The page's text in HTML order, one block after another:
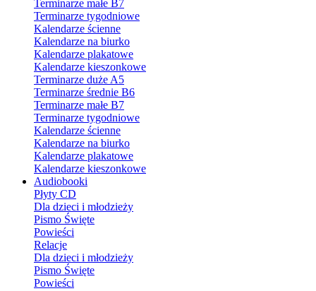
Terminarze małe B7
Terminarze tygodniowe
Kalendarze ścienne
Kalendarze na biurko
Kalendarze plakatowe
Kalendarze kieszonkowe
Terminarze duże A5
Terminarze średnie B6
Terminarze małe B7
Terminarze tygodniowe
Kalendarze ścienne
Kalendarze na biurko
Kalendarze plakatowe
Kalendarze kieszonkowe
Audiobooki
Płyty CD
Dla dzieci i młodzieży
Pismo Święte
Powieści
Relacje
Dla dzieci i młodzieży
Pismo Święte
Powieści